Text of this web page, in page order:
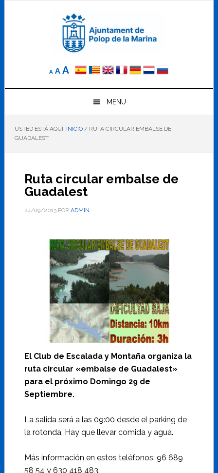
A
Reducir
elA Tamaño
AAumentar
el
tamaño
letra
MENU
USTED ESTÁ AQUÍ: INICIO /RUTA CIRCULAR EMBALSE DE
GUADALEST
Ruta circular embalse de
Guadalest
24/09/2013POR ADMIN
El Club de Escalada y Montaña organiza la
ruta circular «embalse de Guadalest»
para el próximo Domingo 29 de
Septiembre.
La salida será a las 09:00 desde el parking de
la rotonda. Hay que llevar comida y agua.
Más información en estos teléfonos: 96 689
58 54 y 630 418 483.